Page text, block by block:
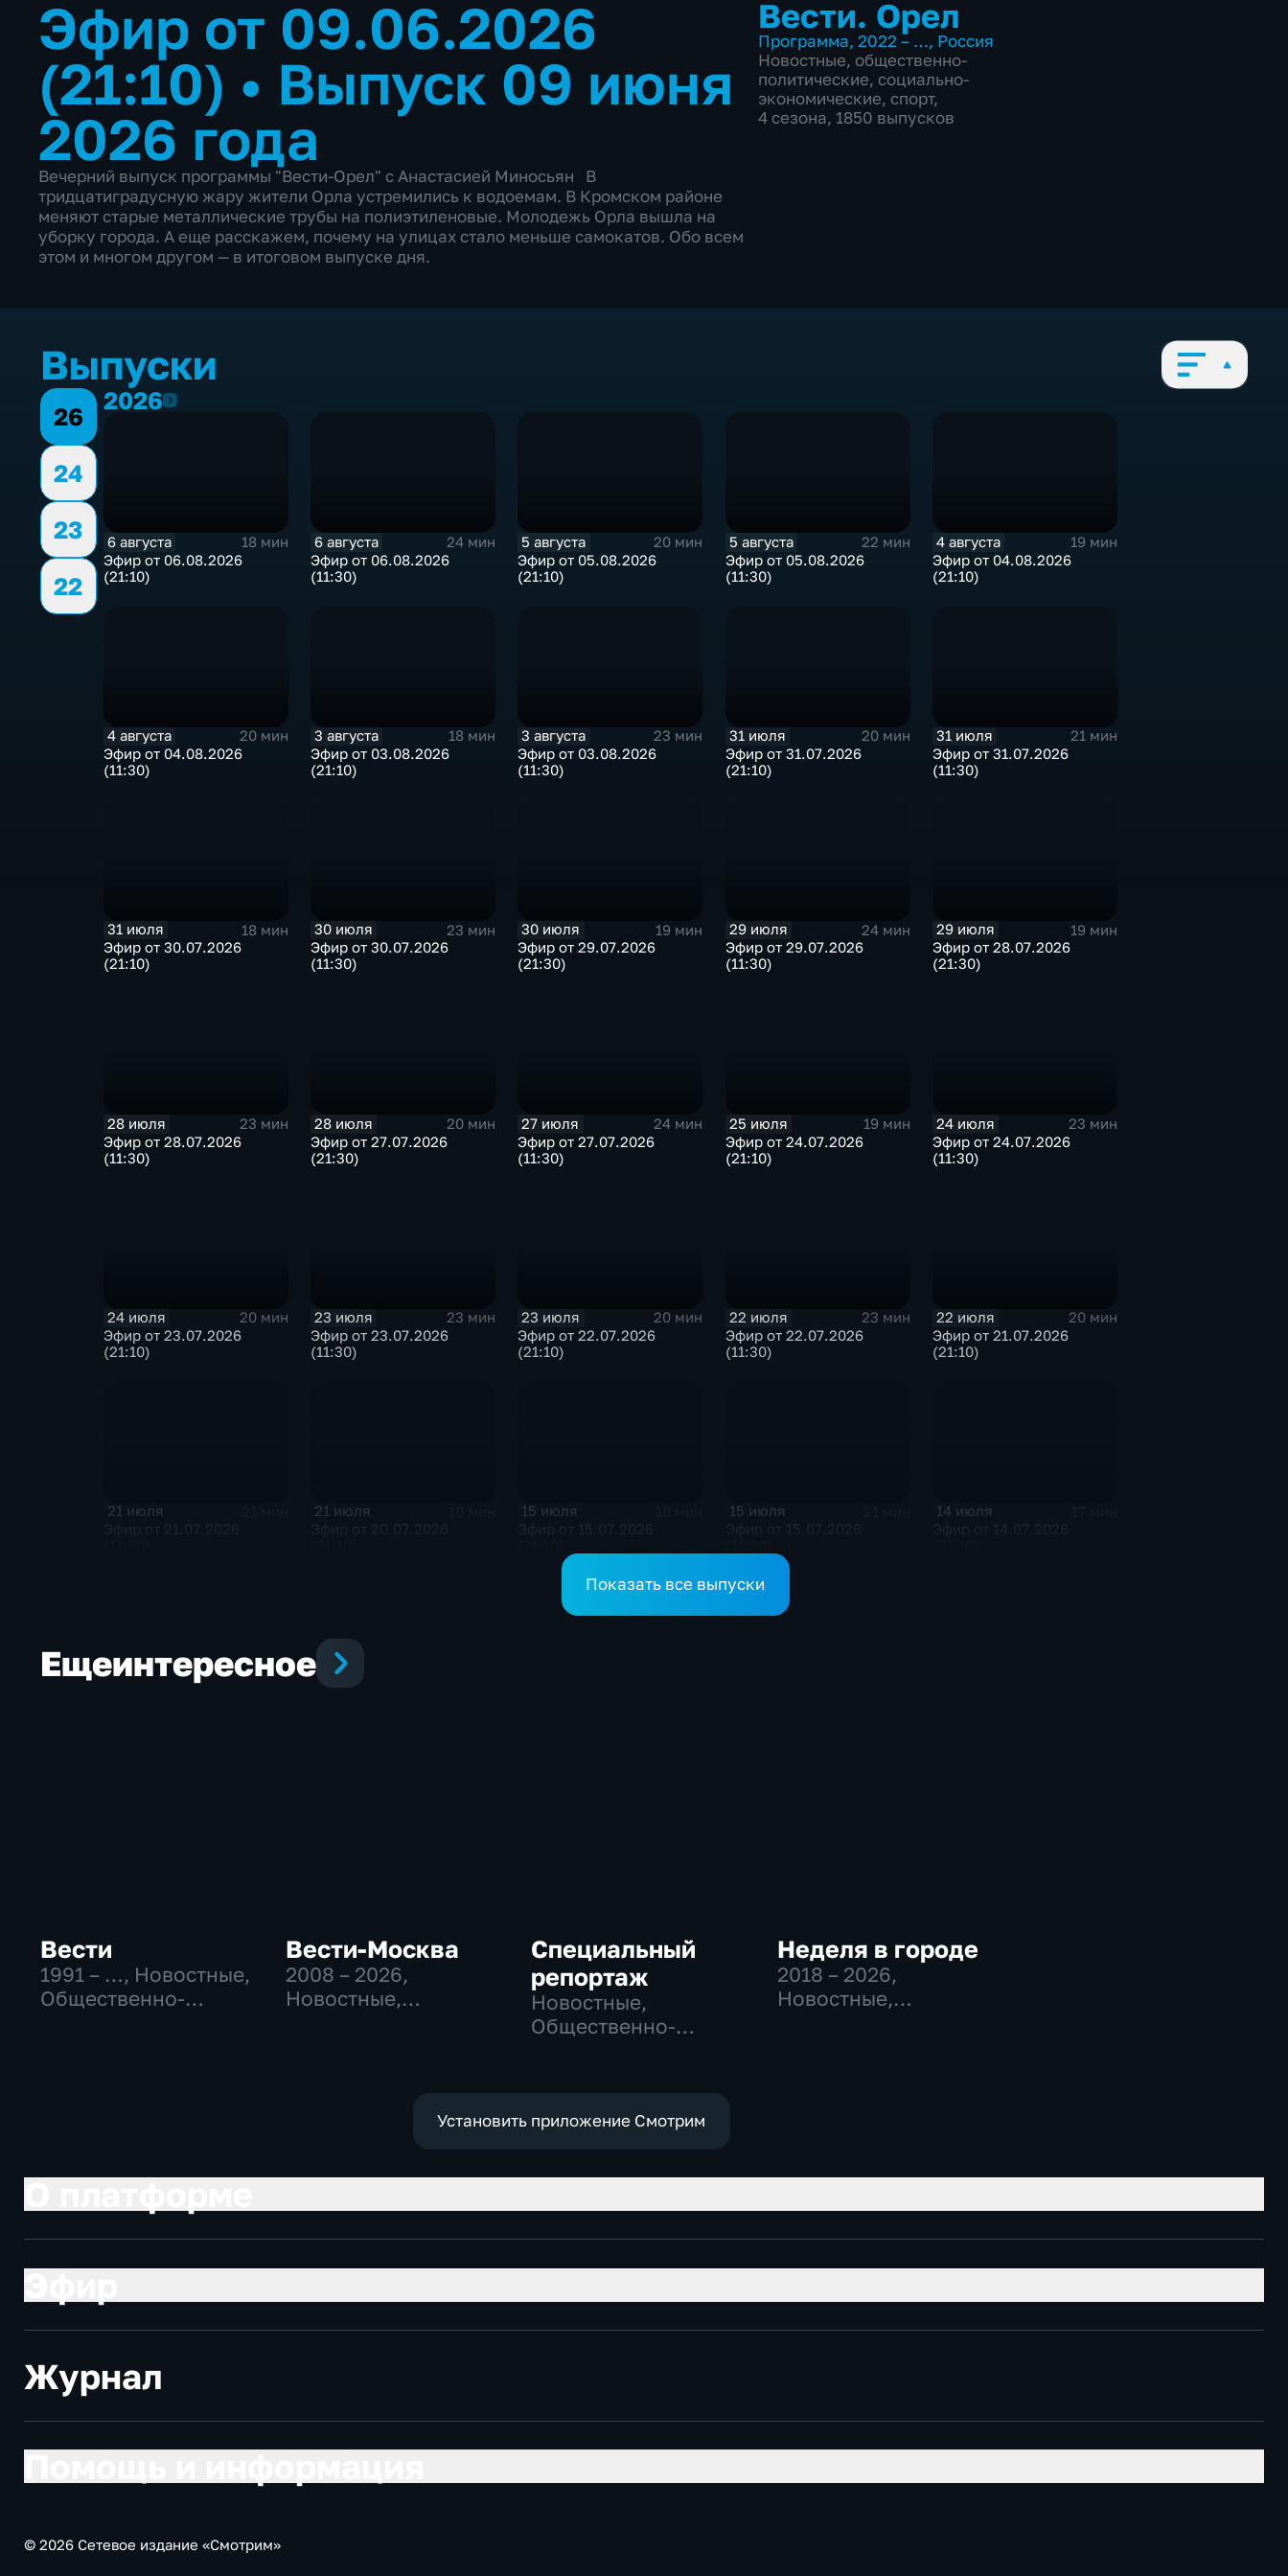
Эфир от 09.06.2026
(21:10) • Выпуск 09 июня
2026 года
Вечерний выпуск программы "Вести-Орел" с Анастасией Миносьян В
тридцатиградусную жару жители Орла устремились к водоемам. В Кромском районе
меняют старые металлические трубы на полиэтиленовые. Молодежь Орла вышла на
уборку города. А еще расскажем, почему на улицах стало меньше самокатов. Обо всем
этом и многом другом — в итоговом выпуске дня.
Вести. Орел
Программа, 2022 – …, Россия
Новостные, общественно-
политические, социально-
экономические, спорт,
4 сезона, 1850 выпусков
Выпуски
26
24
23
22
20262026
6 августа
18 мин
Эфир от 06.08.2026
(21:10)
6 августа
24 мин
Эфир от 06.08.2026
(11:30)
5 августа
20 мин
Эфир от 05.08.2026
(21:10)
5 августа
22 мин
Эфир от 05.08.2026
(11:30)
4 августа
19 мин
Эфир от 04.08.2026
(21:10)
4 августа
20 мин
Эфир от 04.08.2026
(11:30)
3 августа
18 мин
Эфир от 03.08.2026
(21:10)
3 августа
23 мин
Эфир от 03.08.2026
(11:30)
31 июля
20 мин
Эфир от 31.07.2026
(21:10)
31 июля
21 мин
Эфир от 31.07.2026
(11:30)
31 июля
18 мин
Эфир от 30.07.2026
(21:10)
30 июля
23 мин
Эфир от 30.07.2026
(11:30)
30 июля
19 мин
Эфир от 29.07.2026
(21:30)
29 июля
24 мин
Эфир от 29.07.2026
(11:30)
29 июля
19 мин
Эфир от 28.07.2026
(21:30)
28 июля
23 мин
Эфир от 28.07.2026
(11:30)
28 июля
20 мин
Эфир от 27.07.2026
(21:30)
27 июля
24 мин
Эфир от 27.07.2026
(11:30)
25 июля
19 мин
Эфир от 24.07.2026
(21:10)
24 июля
23 мин
Эфир от 24.07.2026
(11:30)
24 июля
20 мин
Эфир от 23.07.2026
(21:10)
23 июля
23 мин
Эфир от 23.07.2026
(11:30)
23 июля
20 мин
Эфир от 22.07.2026
(21:10)
22 июля
23 мин
Эфир от 22.07.2026
(11:30)
22 июля
20 мин
Эфир от 21.07.2026
(21:10)
21 июля 21 июля 15 июля 15 июля 14 июля
Показать все выпуски
Ещеинтересное
Вести
1991 – …, Новостные,
Общественно-
Вести-Москва
2008 – 2026,
Новостные,
Специальный
репортаж
Новостные,
Общественно-
Неделя в городе
2018 – 2026,
Новостные,
Установить приложение Смотрим
Журнал
© 2026 Сетевое издание «Смотрим»